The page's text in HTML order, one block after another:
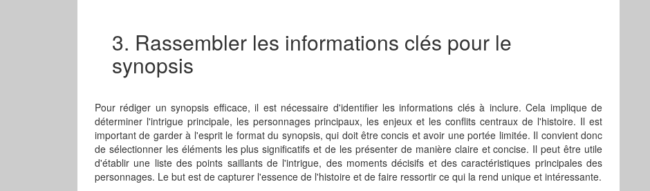
3. Rassembler les informations clés pour le
synopsis
Pour rédiger un synopsis efficace, il est nécessaire d'identifier les informations clés à inclure. Cela implique de
déterminer l'intrigue principale, les personnages principaux, les enjeux et les conflits centraux de l'histoire. Il est
important de garder à l'esprit le format du synopsis, qui doit être concis et avoir une portée limitée. Il convient donc
de sélectionner les éléments les plus significatifs et de les présenter de manière claire et concise. Il peut être utile
d'établir une liste des points saillants de l'intrigue, des moments décisifs et des caractéristiques principales des
personnages. Le but est de capturer l'essence de l'histoire et de faire ressortir ce qui la rend unique et intéressante.